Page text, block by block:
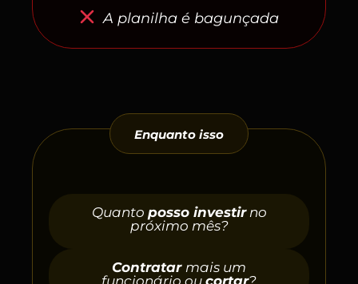
A planilha é bagunçada
Enquanto isso
Quanto posso investirno
próximo mês?
Contratar mais um
funcionário ou cortar?